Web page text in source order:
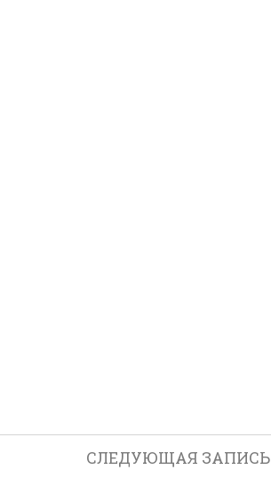
СЛЕДУЮЩАЯ ЗАПИСЬ